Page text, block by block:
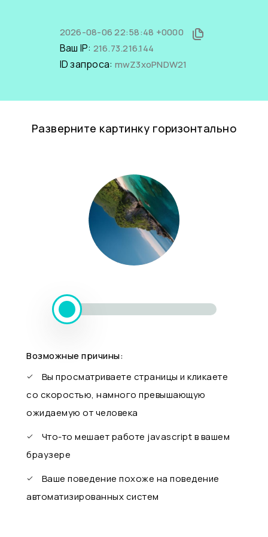
2026-08-06 22:58:48 +0000
Ваш IP: 216.73.216.144
ID запроса: mwZ3xoPNDW21
Разверните картинку горизонтально
Возможные причины:
Вы просматриваете страницы и кликаете
со скоростью, намного превышающую
ожидаемую от человека
Что-то мешает работе javascript в вашем
браузере
Ваше поведение похоже на поведение
автоматизированных систем